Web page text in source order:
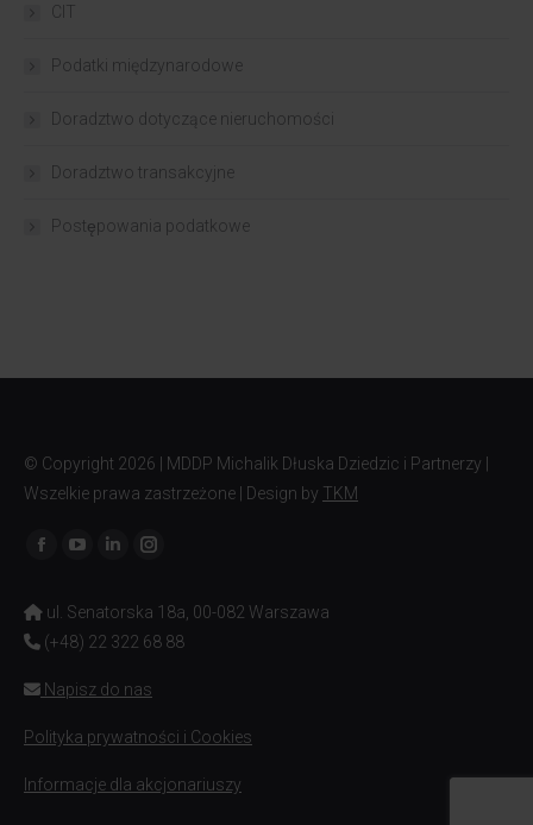
CIT
Podatki międzynarodowe
Doradztwo dotyczące nieruchomości
Doradztwo transakcyjne
Postępowania podatkowe
© Copyright 2026 | MDDP Michalik Dłuska Dziedzic i Partnerzy |
Wszelkie prawa zastrzeżone | Design by TKM
Znajdź nas na:
ul. Senatorska 18a, 00-082 Warszawa
(+48) 22 322 68 88
Napisz do nas
Polityka prywatności i Cookies
Informacje dla akcjonariuszy